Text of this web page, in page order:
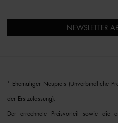
NEWSLETTER
Ehemaliger Neupreis (Unverbindliche
der Erstzulassung).
Der errechnete Preisvorteil sowie die